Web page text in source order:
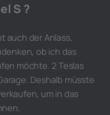
S ?
auch der Anlass,
ob ich das
möchte. 2 Teslas
Deshalb müsste
um in das